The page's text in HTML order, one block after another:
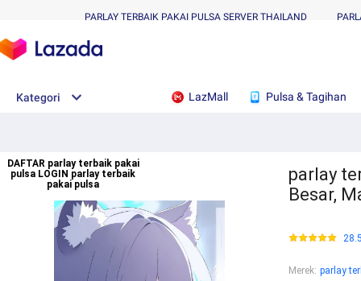
PARLAY TERBAIK PAKAI PULSA SERVER THAILAND
Kategori LazMall Pulsa & Tagihan
DAFTAR parlay terbaik pakai
pulsa LOGIN parlay terbaik
pakai pulsa
parlay
Besar,
Merek: parlay